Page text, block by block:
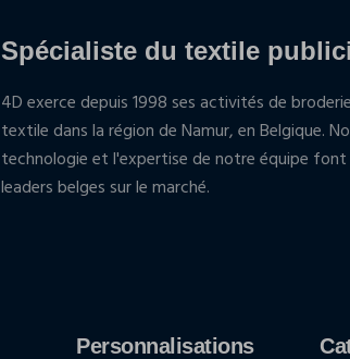
Spécialiste du textile
4D exerce depuis 1998 ses activités de
textile dans la région de Namur, en Belgique.
technologie et l'expertise de notre équipe
leaders belges sur le marché.
Personnalisations